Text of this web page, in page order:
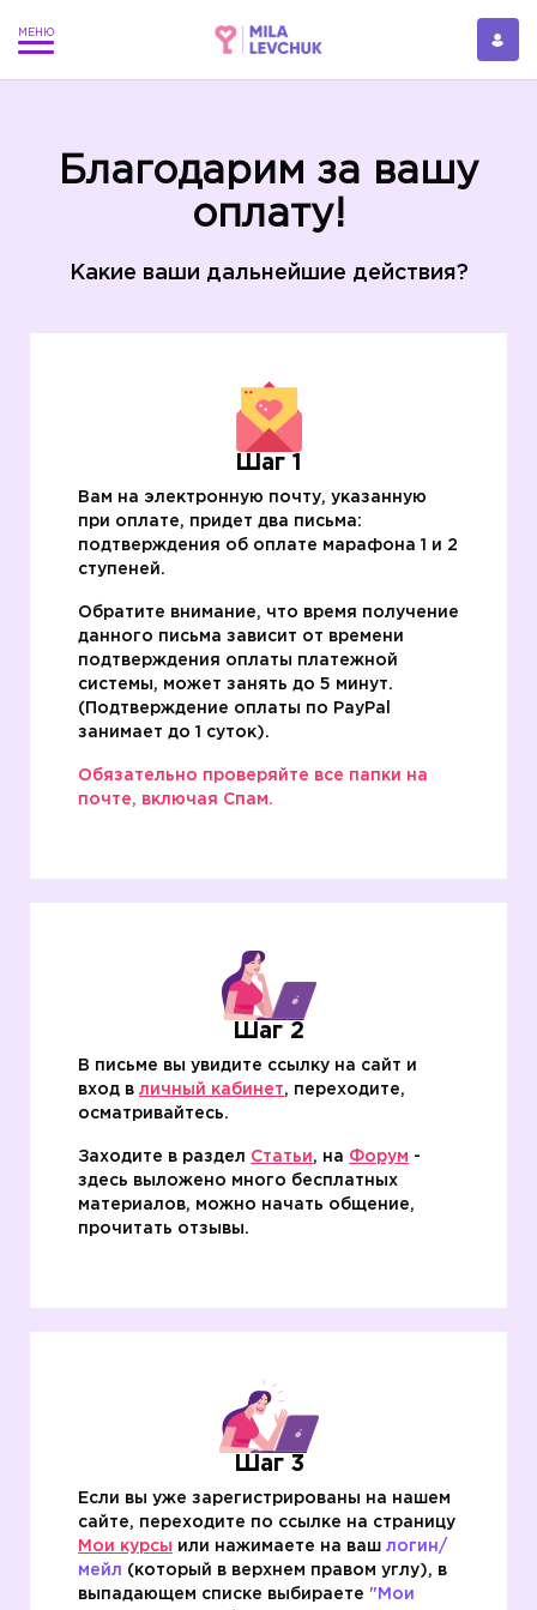
Благодарим за вашу
оплату!
Какие ваши дальнейшие действия?
Шаг 1
Вам на электронную почту, указанную
при оплате, придет два письма:
подтверждения об оплате марафона 1 и 2
ступеней.
Обратите внимание, что время получение
данного письма зависит от времени
подтверждения оплаты платежной
системы, может занять до 5 минут.
(Подтверждение оплаты по PаyPal
занимает до 1 суток).
Обязательно проверяйте все папки на
почте, включая Спам.
Шаг 2
В письме вы увидите ссылку на сайт и
вход в личный кабинет, переходите,
осматривайтесь.
Заходите в раздел Статьи, на Форум -
здесь выложено много бесплатных
материалов, можно начать общение,
прочитать отзывы.
Шаг 3
Если вы уже зарегистрированы на нашем
сайте, переходите по ссылке на страницу
Мои курсы или нажимаете на ваш логин/
мейл (который в верхнем правом углу), в
выпадающем списке выбираете "Мои